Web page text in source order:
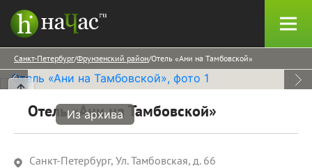
Санкт-Петербург Фрунзенский район Отель «Ани на Тамбовской»
Из архива
Отель «Ани на Тамбовской»
Санкт-Петербург, Ул. Тамбовская, д. 66